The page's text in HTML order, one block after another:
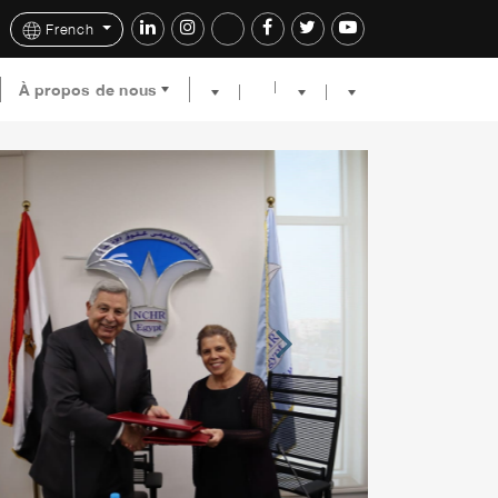
French
À propos de nous
Next